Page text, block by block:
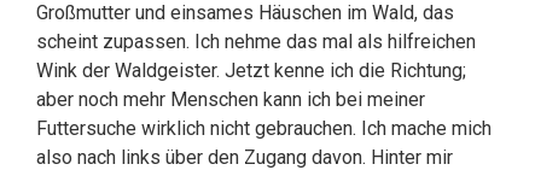
Großmutter und einsames Häuschen im Wald, das
scheint zupassen. Ich nehme das mal als hilfreichen
Wink der Waldgeister. Jetzt kenne ich die Richtung;
aber noch mehr Menschen kann ich bei meiner
Futtersuche wirklich nicht gebrauchen. Ich mache mich
also nach links über den Zugang davon. Hinter mir